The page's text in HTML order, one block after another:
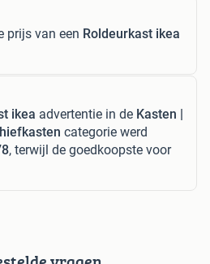
prijs van een Roldeurkast ikea
ikea advertentie in de Kasten |
categorie werd
, terwijl de goedkoopste voor